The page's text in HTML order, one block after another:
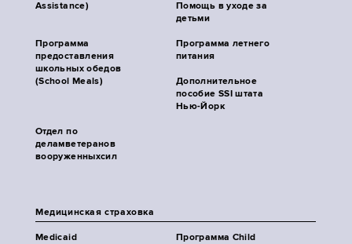
Assistance)
Помощь в уходе за
детьми
Программа
предоставления
школьных обедов
(School Meals)
Программа летнего
питания
Дополнительное
пособие SSI штата
Нью-Йорк
Отдел по
деламветеранов
вооруженныхсил
Медицинская страховка
Medicaid
Программа Child